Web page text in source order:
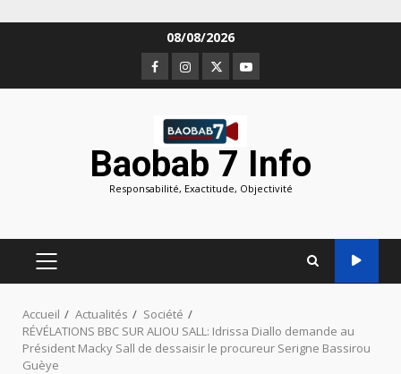
08/08/2026
Facebook
Instagram
TwitterYoutube
Baobab 7 Info
Responsabilité, Exactitude, Objectivité
MENU
PRINCIPAL
Accueil Actualités
Société
RÉVÉLATIONS BBC SUR ALIOU SALL: Idrissa Diallo demande au
Président Macky Sall de dessaisir le procureur Serigne Bassirou
Guèye